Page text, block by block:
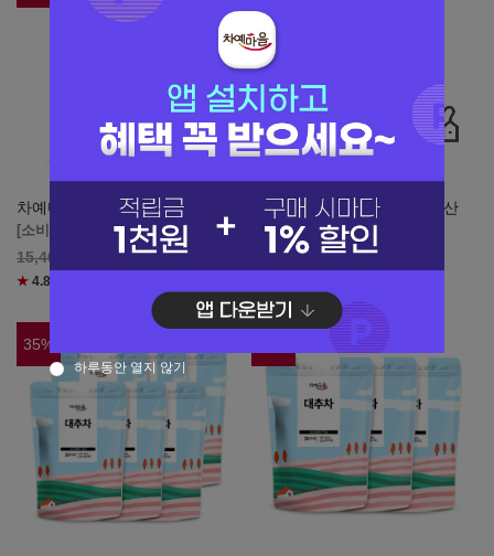
차예마을 국내산 대추차 30티백
[소비기한 1년 이상]
15,400 11,550 원
★ 4.8
[업소용 도매] 차예마을 국내산
대추차 500티백 벌크
[소비기한 1년 이상]
215,000 150,500원
35%
하루동안 열지 않기